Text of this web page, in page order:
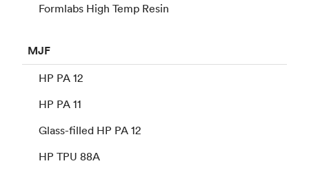
Formlabs High Temp Resin
MJF
HP PA 12
HP PA 11
Glass-filled HP PA 12
HP TPU 88A